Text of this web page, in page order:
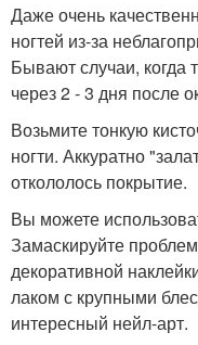
Даже очень
ногтей из-за
Бывают случаи,
через 2 - 3 дня после
Возьмите тонкую
ногти. Аккуратно
откололось покрытие.
Вы можете
Замаскируйте
декоративной
лаком с крупными
интересный нейл-арт.